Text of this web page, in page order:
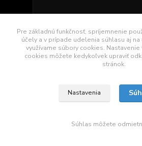
Pre základnú funkčnosť, spríjemnenie
účely a v prípade udelenia súhlasu aj
využívame súbory cookies.
cookies môžete kedykoľvek upraviť
stránok.
Nastavenia
Súhlas môžete